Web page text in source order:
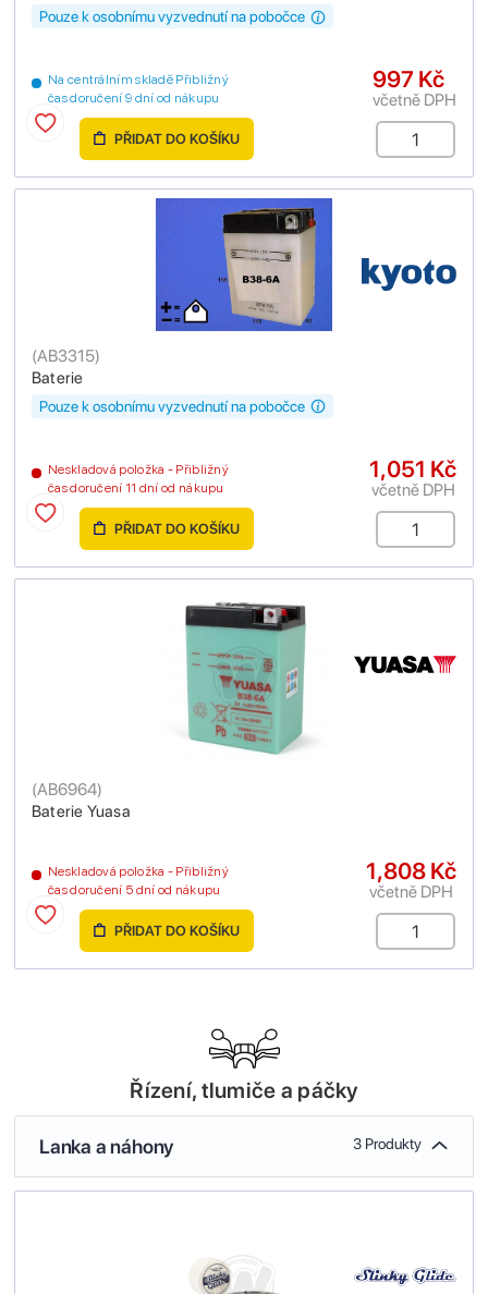
Na centrálním skladě Přibližný
čas doručení 9 dní od nákupu
Pouze k osobnímu vyzvednutí na pobočce
997 Kč
včetně DPH
PŘIDAT DO KOŠÍKU
Baterie
(AB3315)
Neskladová položka - Přibližný
čas doručení 11 dní od nákupu
Pouze k osobnímu vyzvednutí na pobočce
1,051 Kč
včetně DPH
PŘIDAT DO KOŠÍKU
Baterie Yuasa
(AB6964)
Neskladová položka - Přibližný
čas doručení 5 dní od nákupu
1,808 Kč
včetně DPH
PŘIDAT DO KOŠÍKU
Řízení, tlumiče a páčky
Lanka a náhony 3 Produkty